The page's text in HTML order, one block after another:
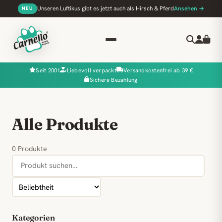
NEU Unseren Luftikus gibt es jetzt auch als Hirsch & PferdAnsehen →
Seit 2001 Liebevoll verpackt
Versandkostenfrei ab 39 €
Sichere Bezahlung
Alle Produkte
0 Produkte
Kategorien